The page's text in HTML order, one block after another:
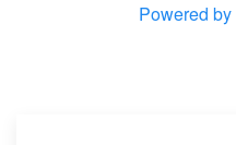
Powered by